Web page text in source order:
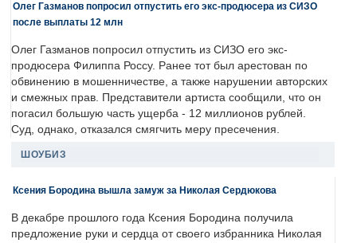
Олег Газманов попросил отпустить его экс-продюсера из СИЗО
после выплаты 12 млн
Олег Газманов попросил отпустить из СИЗО его экс-
продюсера Филиппа Россу. Ранее тот был арестован по
обвинению в мошенничестве, а также нарушении авторских
и смежных прав. Представители артиста сообщили, что он
погасил большую часть ущерба - 12 миллионов рублей.
Суд, однако, отказался смягчить меру пресечения.
ШОУБИЗ
Ксения Бородина вышла замуж за Николая Сердюкова
В декабре прошлого года Ксения Бородина получила
предложение руки и сердца от своего избранника Николая